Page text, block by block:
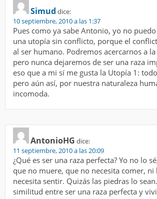
Simud dice:
10 septiembre, 2010 a las 1:37
Pues como ya sabe Antonio, yo no
una utopía sin conflicto, porque el
al ser humano. Podremos acercarnos a
pero nunca dejaremos de ser una raza
eso que a mi sí me gusta la Utopía 1:
pero aún así, por nuestra naturaleza
incomoda.
AntonioHG dice:
11 septiembre, 2010 a las 20:09
¿Qué es ser una raza perfecta? Yo no lo
que no muere, que no necesita comer, ni
necesita sentir. Quizás las piedras lo
similitud entre ser una raza perfecta y